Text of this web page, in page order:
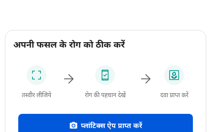
अपनी फसल के रोग को ठीक करें
तस्वीर लीजिये रोग की पहचान देखें दवा प्राप्त करें
प्लांटिक्स ऐप प्राप्त करें